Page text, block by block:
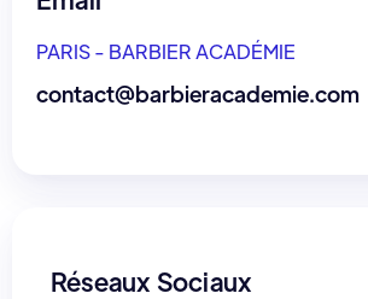
PARIS - BARBIER ACADÉMIE
contact@barbieracademie.com
Réseaux Sociaux